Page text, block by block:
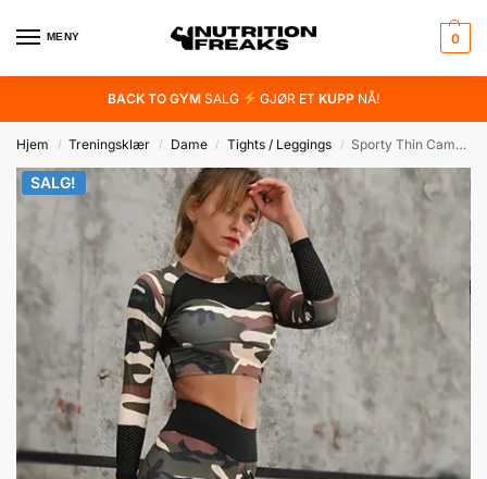
MENY 0
BACK TO GYMSALG GJØR ET KUPP NÅ!
Hjem / Treningsklær / Dame / Tights / Leggings / Sporty Thin Camouflage Tights
SALG!